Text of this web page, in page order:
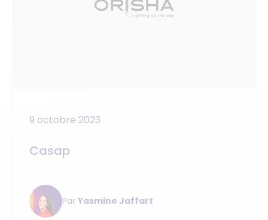
9 octobre 2023
Casap
Par Yasmine Jaffart